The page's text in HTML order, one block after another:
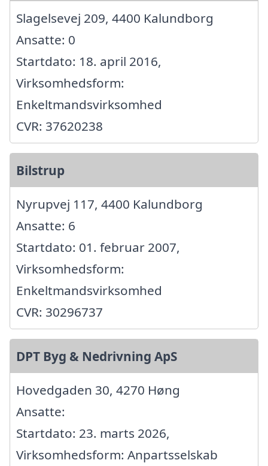
Slagelsevej 209, 4400 Kalundborg
Ansatte: 0
Startdato: 18. april 2016,
Virksomhedsform:
Enkeltmandsvirksomhed
CVR: 37620238
Bilstrup
Nyrupvej 117, 4400 Kalundborg
Ansatte: 6
Startdato: 01. februar 2007,
Virksomhedsform:
Enkeltmandsvirksomhed
CVR: 30296737
DPT Byg & Nedrivning ApS
Hovedgaden 30, 4270 Høng
Ansatte:
Startdato: 23. marts 2026,
Virksomhedsform: Anpartsselskab